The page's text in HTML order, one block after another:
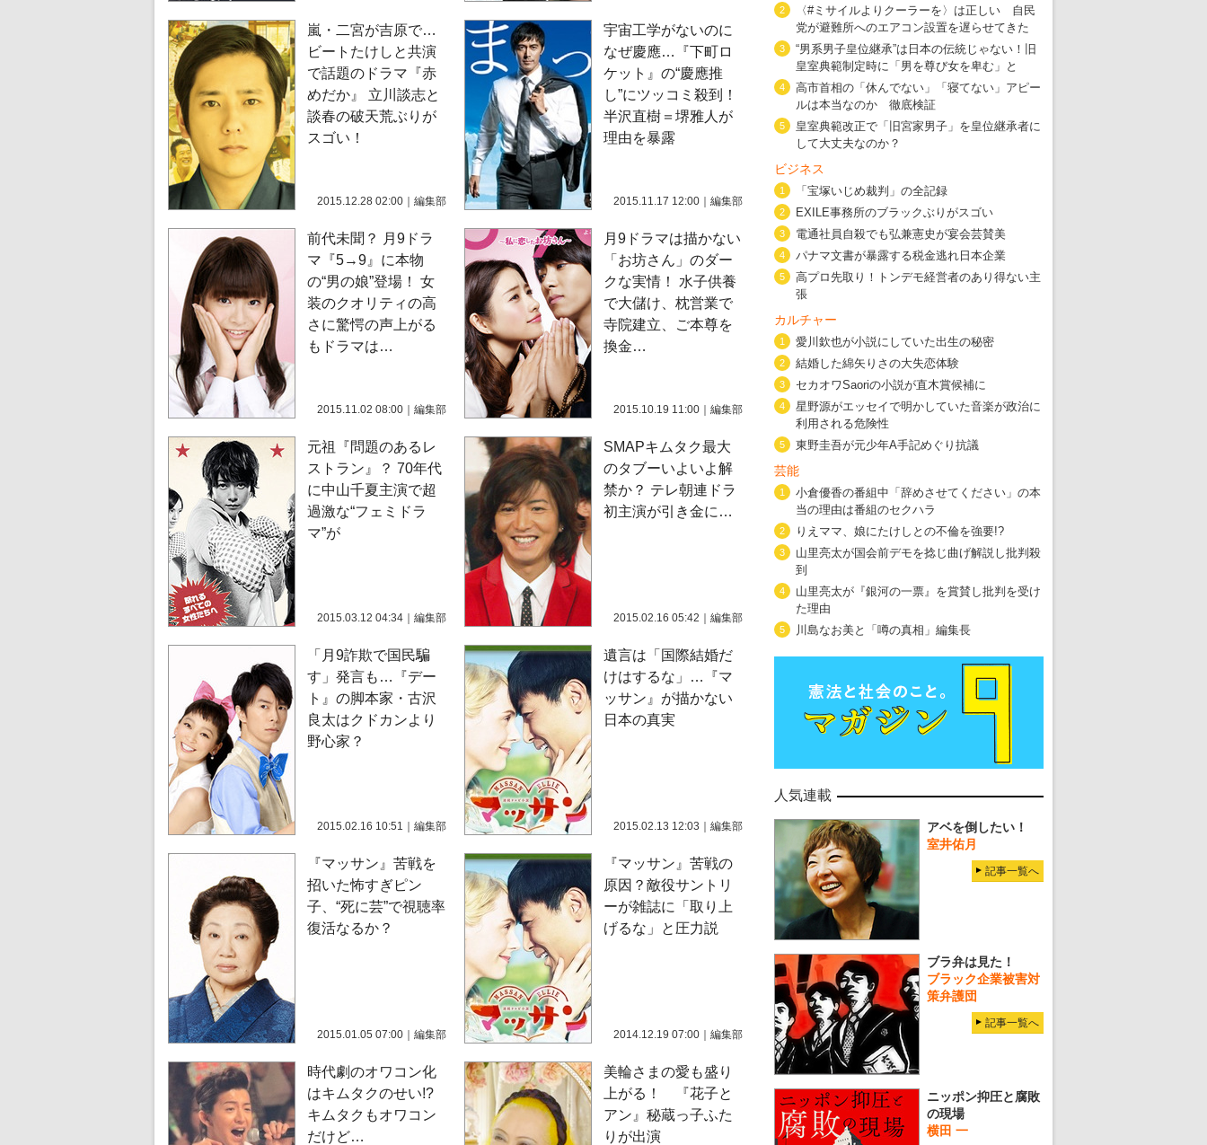
嵐・二宮が吉原で…
ビートたけしと共演
で話題のドラマ『赤
めだか』 立川談志と
談春の破天荒ぶりが
スゴい！
2015.12.28 02:00 編集部
宇宙工学がないのに
なぜ慶應…『下町ロ
ケット』の“慶應推
し”にツッコミ殺到！
半沢直樹＝堺雅人が
理由を暴露
2015.11.17 12:00 編集部
前代未聞？ 月9ドラ
マ『5→9』に本物
の“男の娘”登場！ 女
装のクオリティの高
さに驚愕の声上がる
もドラマは…
2015.11.02 08:00 編集部
月9ドラマは描かない
「お坊さん」のダー
クな実情！ 水子供養
で大儲け、枕営業で
寺院建立、ご本尊を
換金…
2015.10.19 11:00 編集部
元祖『問題のあるレ
ストラン』？ 70年代
に中山千夏主演で超
過激な“フェミドラ
マ”が
2015.03.12 04:34 編集部
SMAPキムタク最大
のタブーいよいよ解
禁か？ テレ朝連ドラ
初主演が引き金に…
2015.02.16 05:42 編集部
「月9詐欺で国民騙
す」発言も…『デー
ト』の脚本家・古沢
良太はクドカンより
野心家？
2015.02.16 10:51 編集部
遺言は「国際結婚だ
けはするな」…『マ
ッサン』が描かない
日本の真実
2015.02.13 12:03 編集部
『マッサン』苦戦を
招いた怖すぎピン
子、“死に芸”で視聴率
復活なるか？
2015.01.05 07:00 編集部
『マッサン』苦戦の
原因？敵役サントリ
ーが雑誌に「取り上
げるな」と圧力説
2014.12.19 07:00 編集部
時代劇のオワコン化
はキムタクのせい!?
キムタクもオワコン
だけど…
美輪さまの愛も盛り
上がる！ 『花子と
アン』秘蔵っ子ふた
りが出演
2
〈#ミサイルよりクーラーを〉は正しい 自民
党が避難所へのエアコン設置を遅らせてきた
3
“男系男子皇位継承”は日本の伝統じゃない！旧
皇室典範制定時に「男を尊び女を卑む」と
4
高市首相の「休んでない」「寝てない」アピー
ルは本当なのか 徹底検証
5
皇室典範改正で「旧宮家男子」を皇位継承者に
して大丈夫なのか？
ビジネス
1 「宝塚いじめ裁判」の全記録
2 EXILE事務所のブラックぶりがスゴい
3 電通社員自殺でも弘兼憲史が宴会芸賛美
4 パナマ文書が暴露する税金逃れ日本企業
5
高プロ先取り！トンデモ経営者のあり得ない主
張
カルチャー
1 愛川欽也が小説にしていた出生の秘密
2 結婚した綿矢りさの大失恋体験
3 セカオワSaoriの小説が直木賞候補に
4
星野源がエッセイで明かしていた音楽が政治に
利用される危険性
5 東野圭吾が元少年A手記めぐり抗議
芸能
1
小倉優香の番組中「辞めさせてください」の本
当の理由は番組のセクハラ
2 りえママ、娘にたけしとの不倫を強要!?
3
山里亮太が国会前デモを捻じ曲げ解説し批判殺
到
4
山里亮太が『銀河の一票』を賞賛し批判を受け
た理由
5 川島なお美と「噂の真相」編集長
人気連載
アベを倒したい！
室井佑月
記事一覧へ
ブラ弁は見た！
ブラック企業被害対
策弁護団
記事一覧へ
ニッポン抑圧と腐敗
の現場
横田 一